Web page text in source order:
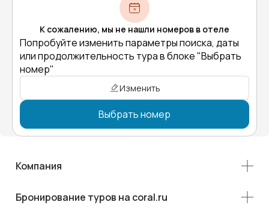
К сожалению, мы не нашли номеров в отеле
Попробуйте изменить параметры поиска, даты
или продолжительность тура в блоке "Выбрать
номер"
Изменить
Выбрать номер
Компания
Бронирование туров на coral.ru